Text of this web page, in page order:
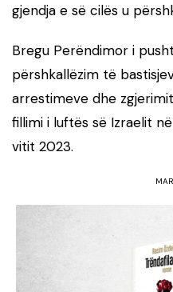
gjendja e së cilës u
Bregu Perëndimor i
përshkallëzim të
arrestimeve dhe
fillimi i luftës së Izraelit
vitit 2023.